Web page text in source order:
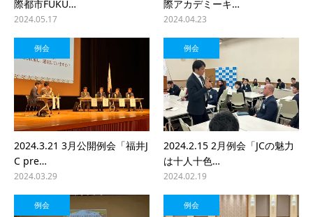
際都市FUKU…
2024.05.17
際アカデミーキ…
2024.04.23
例会
2024.3.21 3月公開例会「福井J
C pre…
2024.03.29
例会
2024.2.15 2月例会「JCの魅力
は十人十色…
2024.02.19
例会 例会